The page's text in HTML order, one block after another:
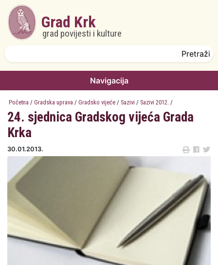
Skoči na glavni sadržaj
Grad Krk
grad povijesti i kulture
Navigacija
Početna / Gradska uprava / Gradsko vijeće / Sazivi / Sazivi 2012. /
24. sjednica Gradskog vijeća Grada
Krka
30.01.2013.